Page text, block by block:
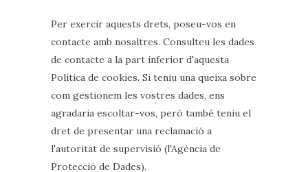
Per exercir aquests drets, poseu-vos en
contacte amb nosaltres. Consulteu les dades
de contacte a la part inferior d'aquesta
Política de cookies. Si teniu una queixa sobre
com gestionem les vostres dades, ens
agradaria escoltar-vos, però també teniu el
dret de presentar una reclamació a
l'autoritat de supervisió (l'Agència de
Protecció de Dades).